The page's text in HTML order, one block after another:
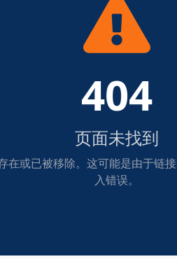
404
页面未找到
在或已被移除。这可能是由于链
入错误。